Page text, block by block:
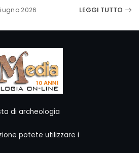
2026 LEGGI TUTTO
di archeologia
potete utilizzare i